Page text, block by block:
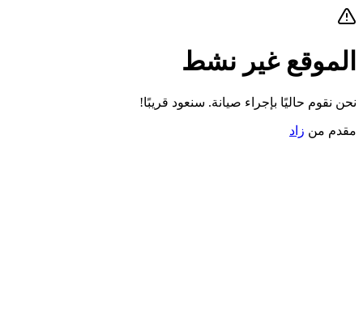
الموقع غير نشط
نحن نقوم حاليًا بإجراء صيانة. سنعود قريبًا!
مقدم من زاد